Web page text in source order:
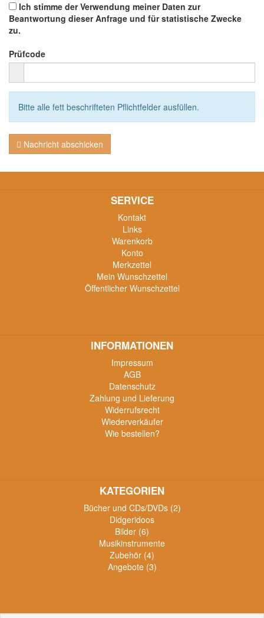
Ich stimme der Verwendung meiner Daten zur
Beantwortung dieser Anfrage und für statistische Zwecke
zu.
Prüfcode
Bitte alle fett beschrifteten Pflichtfelder ausfüllen.
Nachricht abschicken
SERVICE
Kontakt
Links
Warenkorb
Konto
Merkzettel
Mein Wunschzettel
Öffentlicher Wunschzettel
INFORMATIONEN
Impressum
AGB
Datenschutz
Zahlung und Lieferung
Widerrufsrecht
Wiederverkäufer
Wie bestellen?
KATEGORIEN
Bücher und CDs/DVDs (2)
Didgeridoos
Bilder (6)
Musikinstrumente
Zubehör (4)
Angebote (3)